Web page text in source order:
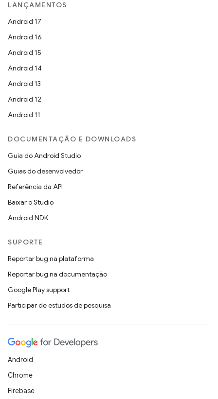
LANÇAMENTOS
Android 17
Android 16
Android 15
Android 14
Android 13
Android 12
Android 11
DOCUMENTAÇÃO E DOWNLOADS
Guia do Android Studio
Guias do desenvolvedor
Referência da API
Baixar o Studio
Android NDK
SUPORTE
Reportar bug na plataforma
Reportar bug na documentação
Google Play support
Participar de estudos de pesquisa
Android
Chrome
Firebase